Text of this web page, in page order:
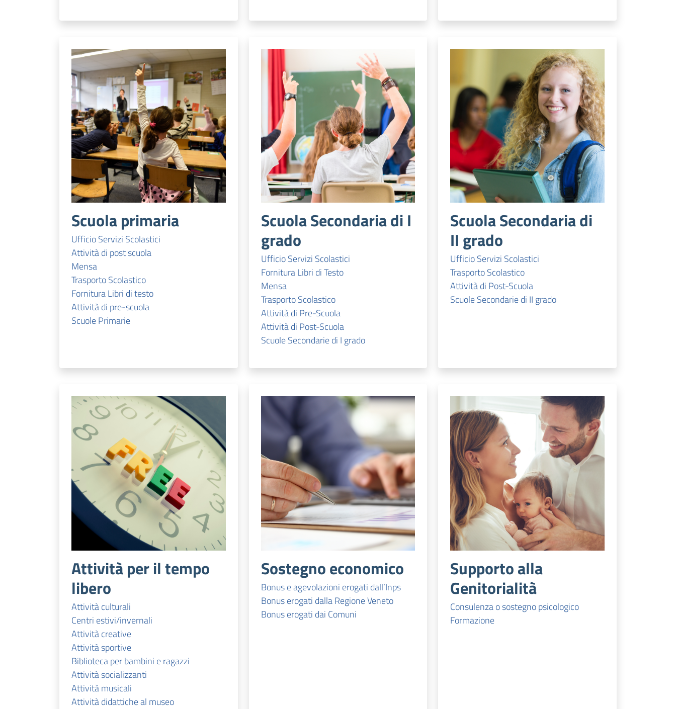
Scuola primaria
Ufficio Servizi Scolastici
Attività di post scuola
Mensa
Trasporto Scolastico
Fornitura Libri di testo
Attività di pre-scuola
Scuole Primarie
Scuola Secondaria di I
grado
Ufficio Servizi Scolastici
Fornitura Libri di Testo
Mensa
Trasporto Scolastico
Attività di Pre-Scuola
Attività di Post-Scuola
Scuole Secondarie di I grado
Scuola Secondaria di
II grado
Ufficio Servizi Scolastici
Trasporto Scolastico
Attività di Post-Scuola
Scuole Secondarie di II grado
Attività per il tempo
libero
Attività culturali
Centri estivi/invernali
Attività creative
Attività sportive
Biblioteca per bambini e ragazzi
Attività socializzanti
Attività musicali
Attività didattiche al museo
Sostegno economico
Bonus e agevolazioni erogati dall’Inps
Bonus erogati dalla Regione Veneto
Bonus erogati dai Comuni
Supporto alla
Genitorialità
Consulenza o sostegno psicologico
Formazione